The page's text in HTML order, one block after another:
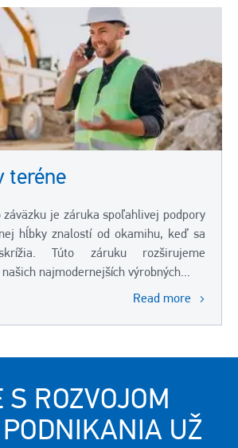
teréne
záväzku je záruka spoľahlivej podpory
hĺbky znalostí od okamihu, keď sa
Túto záruku rozširujeme
najmodernejších výrobných...
Read more
S ROZVOJOM
UŽ